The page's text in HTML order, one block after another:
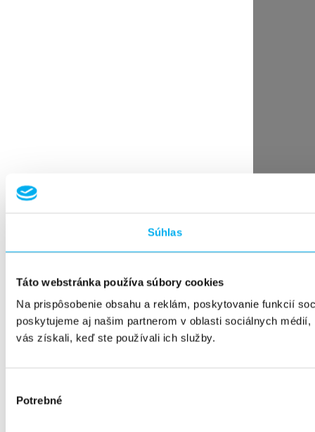
Súhlas
Táto webstránka používa súbory cookies
Na prispôsobenie obsahu a reklám, poskytovanie funkcií
poskytujeme aj našim partnerom v oblasti sociálnych
vás získali, keď ste používali ich služby.
súhlasu
Potrebné